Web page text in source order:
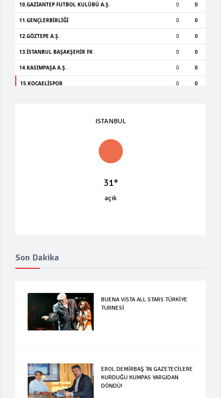
ISTANBUL
31°
açık
Son Dakika
BUENA VISTA ALL STARS TÜRKİYE
TURNESİ
EROL DEMİRBAŞ 'IN GAZETECİLERE
KURDUĞU KUMPAS YARGIDAN
DÖNDÜ!